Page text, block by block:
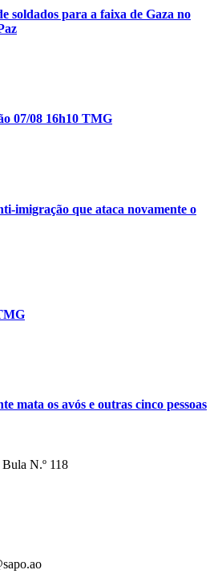
soldados para a faixa de Gaza no
07/08 16h10 TMG
imigração que ataca novamente o
mata os avós e outras cinco pessoas
N.º 118